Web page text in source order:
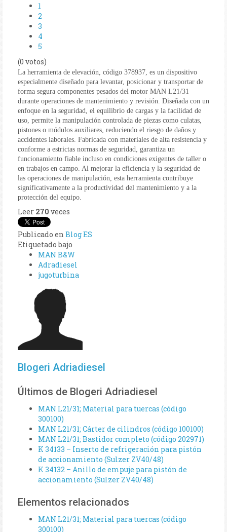
1
2
3
4
5
(0 votos)
La herramienta de elevación, código 378937, es un dispositivo
especialmente diseñado para levantar, posicionar y transportar de
forma segura componentes pesados del motor MAN L21/31
durante operaciones de mantenimiento y revisión. Diseñada con un
enfoque en la seguridad, el equilibrio de cargas y la facilidad de
uso, permite la manipulación controlada de piezas como culatas,
pistones o módulos auxiliares, reduciendo el riesgo de daños y
accidentes laborales. Fabricada con materiales de alta resistencia y
conforme a estrictas normas de seguridad, garantiza un
funcionamiento fiable incluso en condiciones exigentes de taller o
en trabajos en campo. Al mejorar la eficiencia y la seguridad de
las operaciones de manipulación, esta herramienta contribuye
significativamente a la productividad del mantenimiento y a la
protección del equipo.
Leer 270 veces
Publicado en Blog ES
Etiquetado bajo
MAN B&W
Adradiesel
jugoturbina
Blogeri Adriadiesel
Últimos de Blogeri Adriadiesel
MAN L21/31; Material para tuercas (código
300100)
MAN L21/31; Cárter de cilindros (código 100100)
MAN L21/31; Bastidor completo (código 202971)
K 34133 – Inserto de refrigeración para pistón
de accionamiento (Sulzer ZV40/48)
K 34132 – Anillo de empuje para pistón de
accionamiento (Sulzer ZV40/48)
Elementos relacionados
MAN L21/31; Material para tuercas (código
300100)